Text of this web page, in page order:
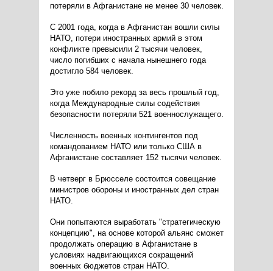
потеряли в Афганистане не менее 30 человек.
С 2001 года, когда в Афганистан вошли силы
НАТО, потери иностранных армий в этом
конфликте превысили 2 тысячи человек,
число погибших с начала нынешнего года
достигло 584 человек.
Это уже побило рекорд за весь прошлый год,
когда Международные силы содействия
безопасности потеряли 521 военнослужащего.
Численность военных контингентов под
командованием НАТО или только США в
Афганистане составляет 152 тысячи человек.
В четверг в Брюсселе состоится совещание
министров обороны и иностранных дел стран
НАТО.
Они попытаются выработать "стратегическую
концепцию", на основе которой альянс сможет
продолжать операцию в Афганистане в
условиях надвигающихся сокращений
военных бюджетов стран НАТО.